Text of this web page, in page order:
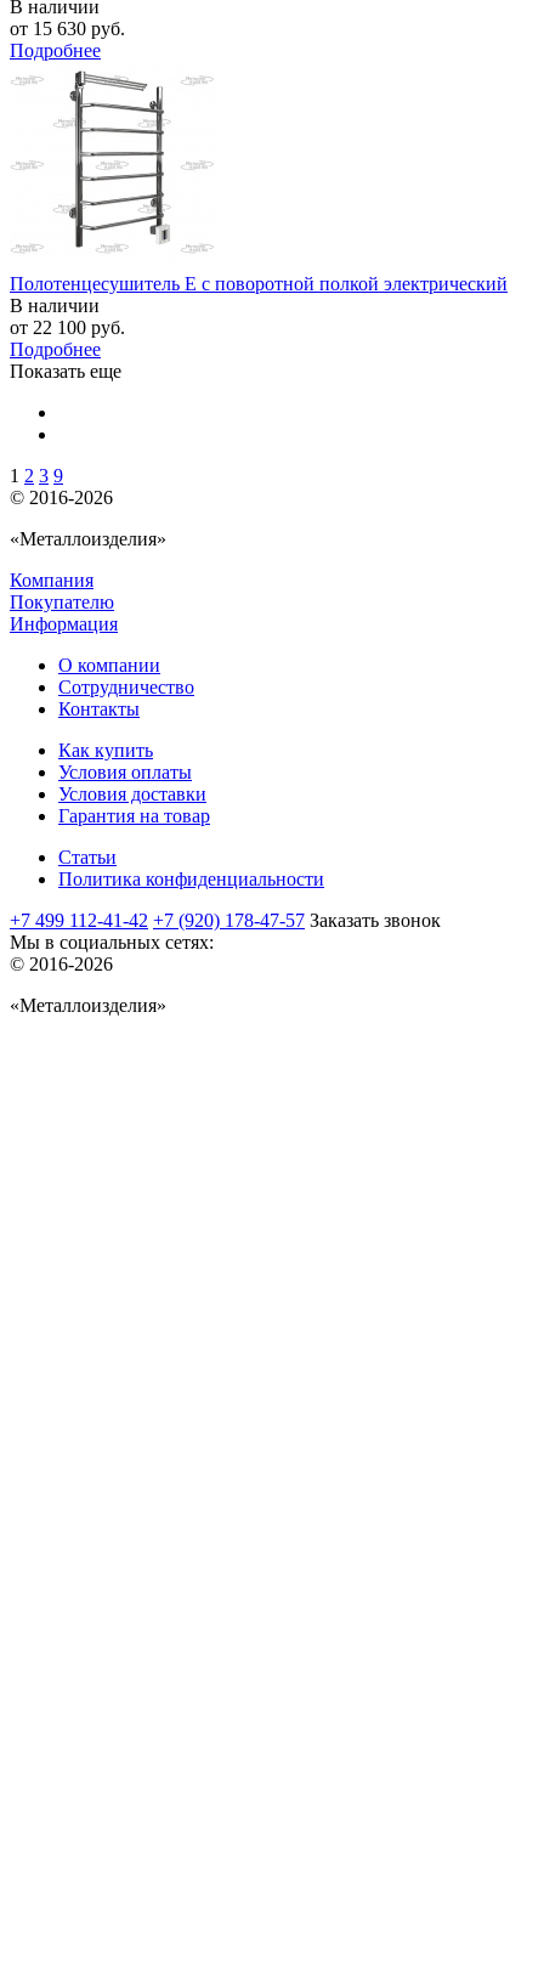
В наличии
от 15 630 руб.
Подробнее
Полотенцесушитель E с поворотной полкой электрический
В наличии
от 22 100 руб.
Подробнее
Показать еще
1 2 3 9
© 2016-2026
«Металлоизделия»
Компания
Покупателю
Информация
О компании
Сотрудничество
Контакты
Как купить
Условия оплаты
Условия доставки
Гарантия на товар
Статьи
Политика конфиденциальности
+7 499 112-41-42 +7 (920) 178-47-57 Заказать звонок
Мы в социальных сетях:
© 2016-2026
«Металлоизделия»